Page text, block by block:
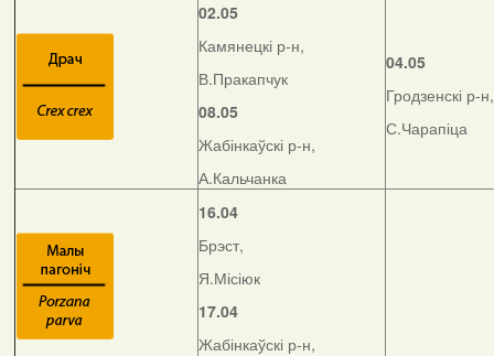
02.05
Камянецкі р-н,
В.Пракапчук
08.05
Жабінкаўскі р-н,
А.Кальчанка
04.05
Гродзенскі р-н,
С.Чарапіца
16.04
Брэст,
Я.Місіюк
17.04
Жабінкаўскі р-н,